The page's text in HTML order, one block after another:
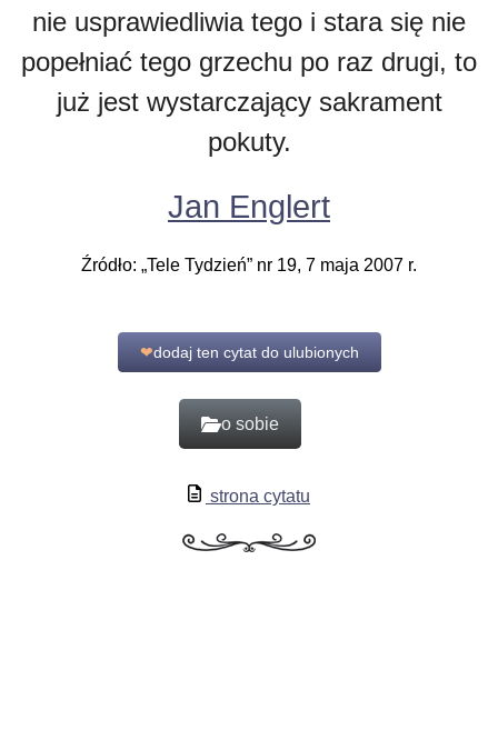
nie usprawiedliwia tego i stara się nie
popełniać tego grzechu po raz drugi, to
już jest wystarczający sakrament
pokuty.
Jan Englert
Źródło: „Tele Tydzień” nr 19, 7 maja 2007 r.
❤dodaj ten cytat do ulubionych
o sobie
strona cytatu